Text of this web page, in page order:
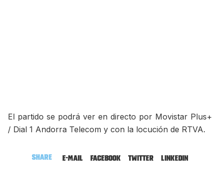
El partido se podrá ver en directo por Movistar Plus+
/ Dial 1 Andorra Telecom y con la locución de RTVA.
Share E-mail Facebook Twitter LinkedIn